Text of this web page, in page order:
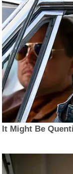
It Might Be